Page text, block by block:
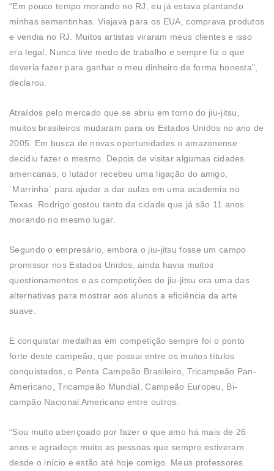
“Em pouco tempo morando no RJ, eu já estava plantando
minhas sementinhas. Viajava para os EUA, comprava produtos
e vendia no RJ. Muitos artistas viraram meus clientes e isso
era legal. Nunca tive medo de trabalho e sempre fiz o que
deveria fazer para ganhar o meu dinheiro de forma honesta”,
declarou.
Atraídos pelo mercado que se abriu em torno do jiu-jitsu,
muitos brasileiros mudaram para os Estados Unidos no ano de
2005. Em busca de novas oportunidades o amazonense
decidiu fazer o mesmo. Depois de visitar algumas cidades
americanas, o lutador recebeu uma ligação do amigo,
`Marrinha` para ajudar a dar aulas em uma academia no
Texas. Rodrigo gostou tanto da cidade que já são 11 anos
morando no mesmo lugar.
Segundo o empresário, embora o jiu-jitsu fosse um campo
promissor nos Estados Unidos, ainda havia muitos
questionamentos e as competições de jiu-jitsu era uma das
alternativas para mostrar aos alunos a eficiência da arte
suave.
E conquistar medalhas em competição sempre foi o ponto
forte deste campeão, que possui entre os muitos títulos
conquistados, o Penta Campeão Brasileiro, Tricampeão Pan-
Americano, Tricampeão Mundial, Campeão Europeu, Bi-
campão Nacional Americano entre outros.
“Sou muito abençoado por fazer o que amo há mais de 26
anos e agradeço muito as pessoas que sempre estiveram
desde o início e estão até hoje comigo. Meus professores